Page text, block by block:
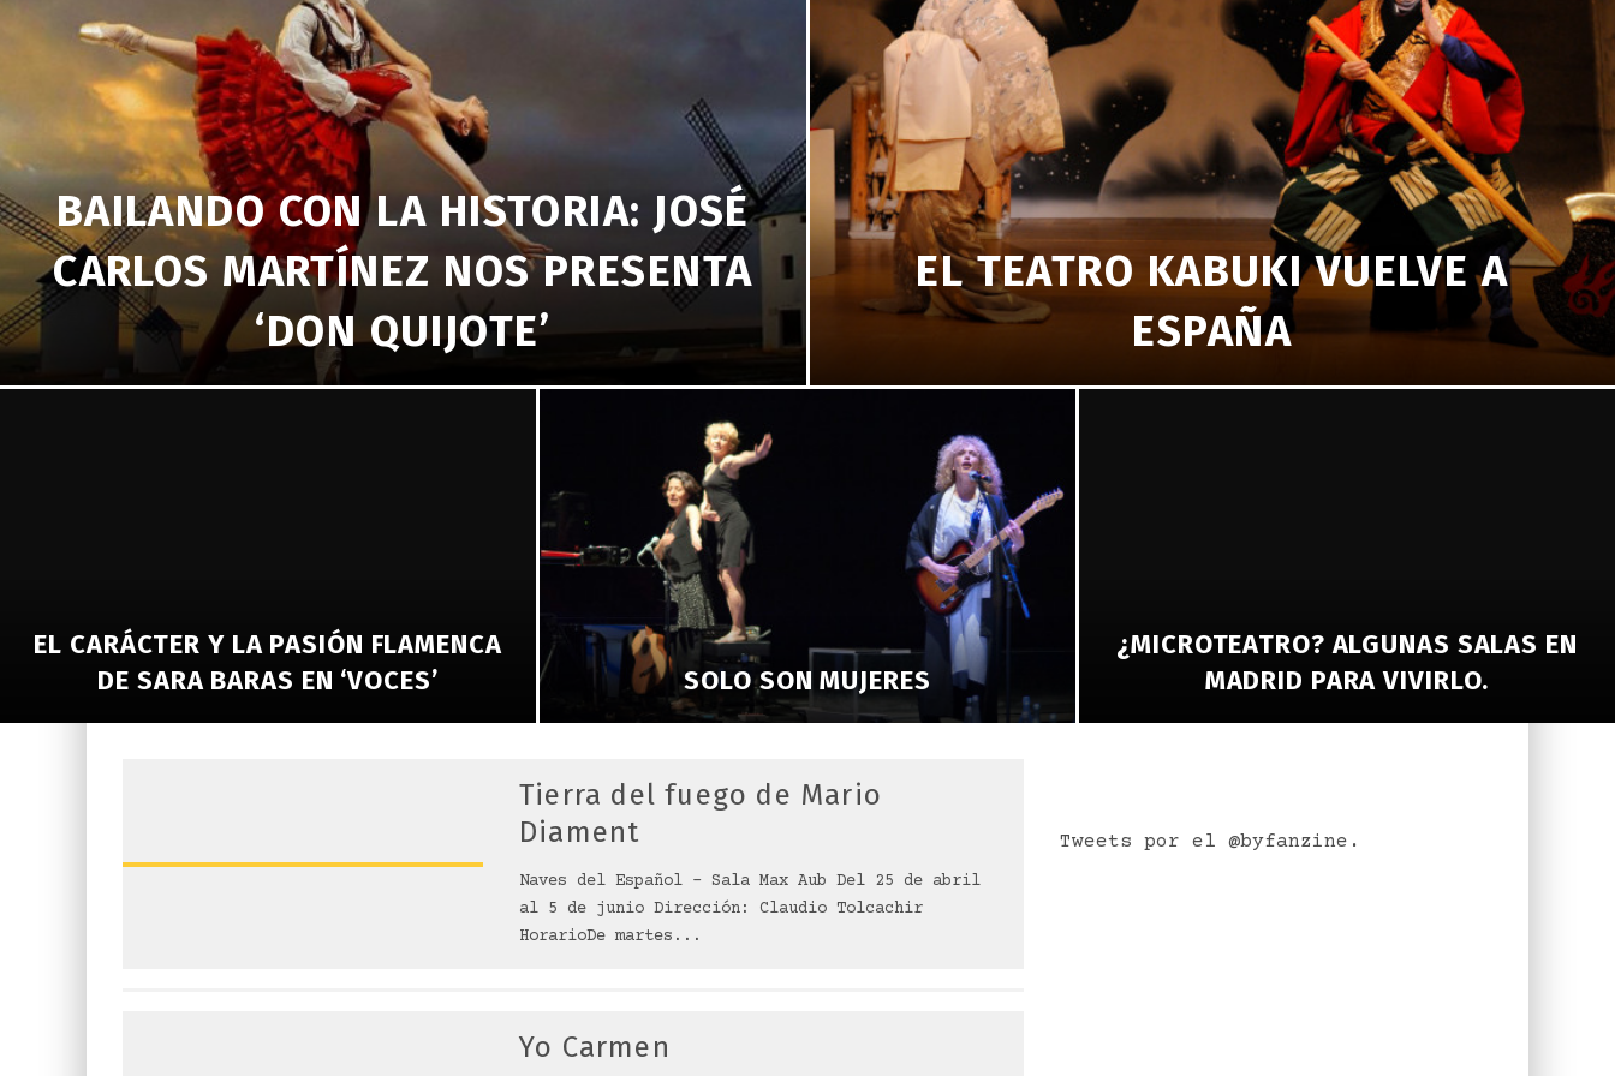
BAILANDO CON LA HISTORIA: JOSÉ
CARLOS MARTÍNEZ NOS PRESENTA
‘DON QUIJOTE’
EL TEATRO KABUKI VUELVE A
ESPAÑA
EL CARÁCTER Y LA PASIÓN FLAMENCA
DE SARA BARAS EN ‘VOCES’
SOLO SON MUJERES
¿MICROTEATRO? ALGUNAS SALAS EN
MADRID PARA VIVIRLO.
Tierra del fuego de Mario
Diament
Naves del Español – Sala Max Aub Del 25 de abril
al 5 de junio Dirección: Claudio Tolcachir
HorarioDe martes ...
Yo Carmen
Tweets por el @byfanzine.